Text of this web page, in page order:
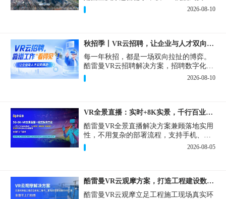
复刻为核心，精准破解园区对外营销、对
内管理中的各类痛点，将线下实景转化为
2026-08-10
秋招季丨VR云招聘，让企业与人才双向奔赴！
每一年秋招，都是一场双向拉扯的博弈。
酷雷曼VR云招聘解决方案，招聘数字化的
实用工具，告别“信息博弈”，真正实现企
业与人才双向奔赴。
2026-08-10
VR全景直播：实时+8K实景，千行百业的数字化利器
酷雷曼VR全景直播解决方案兼顾落地实用
性，不用复杂的部署流程，支持手机、网
页多端访问，解决各行各业 “看得见、信
得过、降成本、提转化” 的实际难题。
2026-08-05
酷雷曼VR云观摩方案，打造工程建设数字化观摩新范式
酷雷曼VR云观摩立足工程施工现场真实环